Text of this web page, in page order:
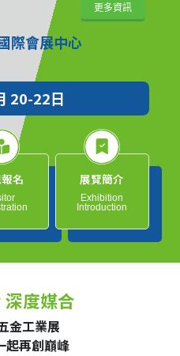
更多資訊
際會展中心
20-22日
名 展覽簡介
Exhibition
Introduction
深度媒合
金工業展
起再創巔峰